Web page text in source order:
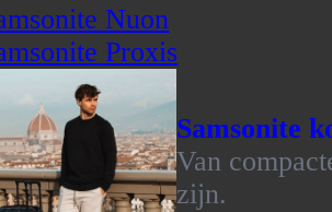
Nuon
Proxis
Samsonite
Van
zijn.